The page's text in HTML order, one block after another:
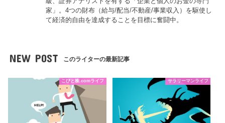
家」。4つの財布（給与/配当/不動産/事業収入）を駆使し
て経済的自由を達成することを目標に奮闘中。
NEW POST このライターの最新記事
こびと株.comライフ サラリーマンライフ